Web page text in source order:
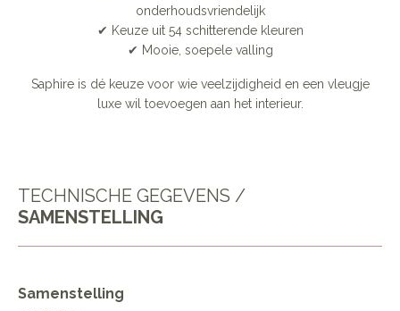
onderhoudsvriendelijk
✔ Keuze uit 54 schitterende kleuren
✔ Mooie, soepele valling
Saphire is dé keuze voor wie veelzijdigheid en een vleugje
luxe wil toevoegen aan het interieur.
TECHNISCHE GEGEVENS /
SAMENSTELLING
Samenstelling